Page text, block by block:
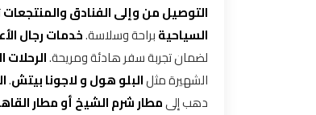
التوصيل من وإلى الفنادق والمنتجعات
السياحيةبراحة وسلاسة.خدمات رجال
لضمان تجربة سفر هادئة ومريحة.الرحلات
الشهيرة مثلالبلو هول و لاجونا بيتش.
دهب إلىمطار شرم الشيخ أو مطار